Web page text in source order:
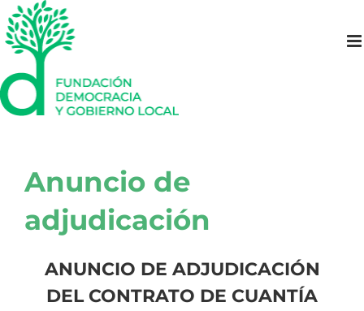
Saltar
al
contenido
Anuncio de
adjudicación
ANUNCIO DE ADJUDICACIÓN
DEL CONTRATO DE CUANTÍA